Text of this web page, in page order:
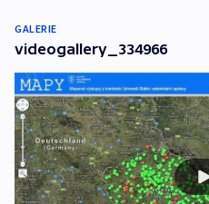
GALERIE
videogallery_334966